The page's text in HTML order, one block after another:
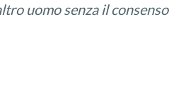
uomo senza il consenso